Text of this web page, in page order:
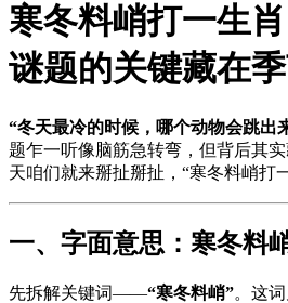
寒冬料峭打一生
谜题的关键藏在
“冬天最冷的时候，哪个动物会跳出
题乍一听像脑筋急转弯，但背后其
天咱们就来掰扯掰扯，“寒冬料峭打
一、字面意思：寒冬料
先拆解关键词——“寒冬料峭”。这